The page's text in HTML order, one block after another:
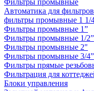
Автоматика для
фильтры промывные 1 1/
Фильтры промывные 1”
Фильтры промывные 1/2”
Фильтры промывные 2"
Фильтры промывные 3/4”
Фильтры прямые
Фильтрация для
Блоки управления